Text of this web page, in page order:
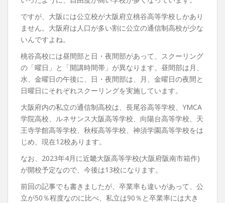
ですが、大阪には公立校が大阪府立桃谷高等学校しかあり
ません。大阪府は人口が多い割に公立の通信制高校が少な
いんですよね。
桃谷高校には昼間部と日・夜間部があって、スクーリング
の「曜日」と「開講時間帯」が異なります。昼間部は月、
水、金曜日の午後に、日・夜間部は、月、金曜日の夜間と
日曜日にそれぞれスクーリングを実施しています。
大阪府内の私立の通信制高校は、長尾谷高等学校、YMCA
学院高校、ルネサンス大阪高等学校、向陽台高等学校、天
王寺学館高等学校、秋桜高等学校、神須学園高等学校をは
じめ、現在12校あります。
なお、2023年4月に近畿大阪高等学校(大阪府阪南市箱作)
が開校予定なので、今後は13校になります。
前回の記事でも書きましたが、卒業率も違いがあって、公
立が50％程度なのに比べ、私立は90％と卒業率には大き